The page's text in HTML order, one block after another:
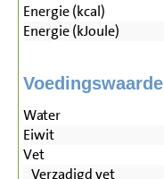
Energie (kcal)
Energie (kJoule)
Voedingswaarde
Water
Eiwit
Vet
Verzadigd vet